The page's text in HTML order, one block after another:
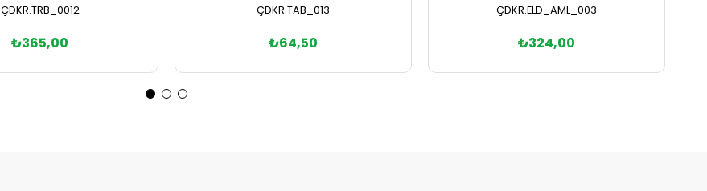
ÇDKR.TRB_0012
₺365,00
ÇDKR.TAB_013
₺64,50
ÇDKR.ELD_AML_003
₺324,00